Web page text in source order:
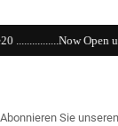
unser
Abonnieren Sie